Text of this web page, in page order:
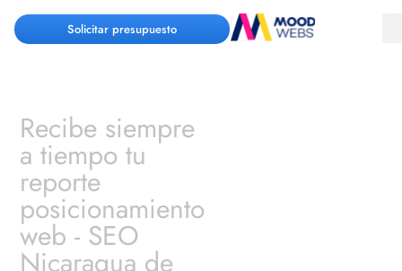
Solicitar presupuesto
Recibe siempre
a tiempo tu
reporte
posicionamiento
web - SEO
Nicaragua de